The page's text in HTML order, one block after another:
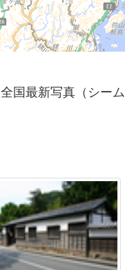
全国最新写真（シー